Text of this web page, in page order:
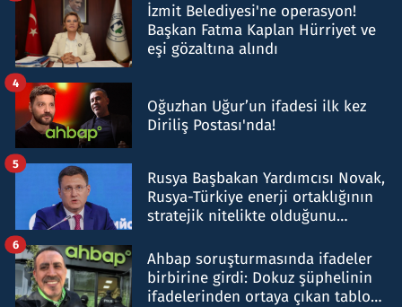
İzmit Belediyesi'ne operasyon!
Başkan Fatma Kaplan Hürriyet ve
eşi gözaltına alındı
Oğuzhan Uğur’un ifadesi ilk kez
Diriliş Postası'nda!
4
Rusya Başbakan Yardımcısı Novak,
Rusya-Türkiye enerji ortaklığının
stratejik nitelikte olduğunu
5
Ahbap soruşturmasında ifadeler
birbirine girdi: Dokuz şüphelinin
ifadelerinden ortaya çıkan tablo
6